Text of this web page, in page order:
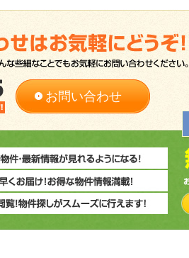
お問い合わせ